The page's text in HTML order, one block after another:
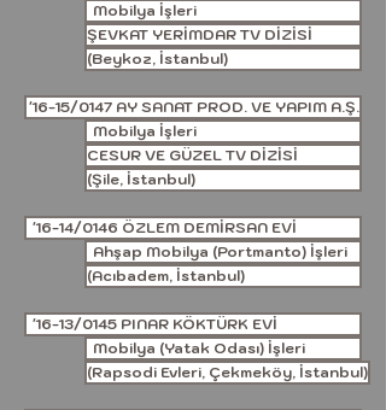
Mobilya İşleri
ŞEVKAT YERİMDAR TV DİZİSİ
(Beykoz, İstanbul)
'16-15/0147 AY SANAT PROD. VE YAPIM A.Ş.
Mobilya İşleri
CESUR VE GÜZEL TV DİZİSİ
(Şile, İstanbul)
'16-14/0146 ÖZLEM DEMİRSAN EVİ
Ahşap Mobilya (Portmanto) İşleri
(Acıbadem, İstanbul)
'16-13/0145 PINAR KÖKTÜRK EVİ
Mobilya (Yatak Odası) İşleri
(Rapsodi Evleri, Çekmeköy, İstanbul)